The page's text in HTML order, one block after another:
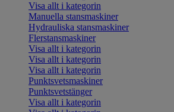
Visa allt i kategorin
Manuella stansmaskiner
Hydrauliska stansmaskiner
Flerstansmaskiner
Visa allt i kategorin
Visa allt i kategorin
Visa allt i kategorin
Punktsvetsmaskiner
Punktsvetstänger
Visa allt i kategorin